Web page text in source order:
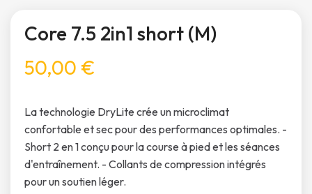
Core 7.5 2in1 short (M)
50,00 €
La technologie DryLite crée un microclimat
confortable et sec pour des performances optimales. -
Short 2 en 1 conçu pour la course à pied et les séances
d'entraînement. - Collants de compression intégrés
pour un soutien léger.